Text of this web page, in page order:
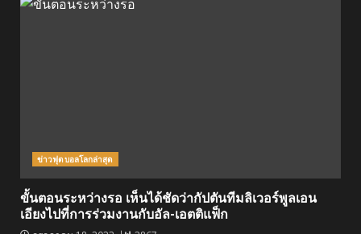
ข่าวฟุตบอลโลกล่าสุด
ขั้นตอนระหว่างรอ เห็นได้ชัดว่ากัปตันทีมลิเวอร์พูลเอน
เอียงไปที่การร่วมงานกับอัล-เอตติแฟ็ก